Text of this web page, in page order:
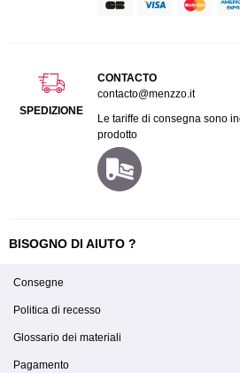
SPEDIZIONE
CONTACTO
contacto@menzzo.it
Le tariffe di consegna sono
prodotto
BISOGNO DI AIUTO ?
Consegne
Politica di recesso
Glossario dei materiali
Pagamento